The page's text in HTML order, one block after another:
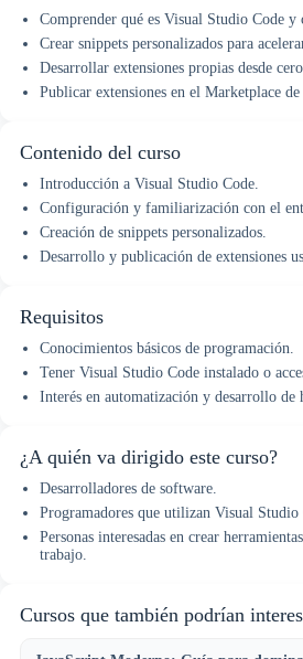
Comprender qué es Visual Studio Code y
Crear snippets personalizados para
Desarrollar extensiones propias desde
Publicar extensiones en el Marketplace
Contenido del curso
Introducción a Visual Studio Code.
Configuración y familiarización con el
Creación de snippets personalizados.
Desarrollo y publicación de extensiones
Requisitos
Conocimientos básicos de programación.
Tener Visual Studio Code instalado o
Interés en automatización y desarrollo de
¿A quién va dirigido este curso?
Desarrolladores de software.
Programadores que utilizan Visual Studio
Personas interesadas en crear
trabajo.
Cursos que también podrían